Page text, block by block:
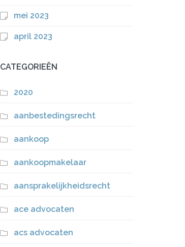
mei 2023
april 2023
CATEGORIEËN
2020
aanbestedingsrecht
aankoop
aankoopmakelaar
aansprakelijkheidsrecht
ace advocaten
acs advocaten